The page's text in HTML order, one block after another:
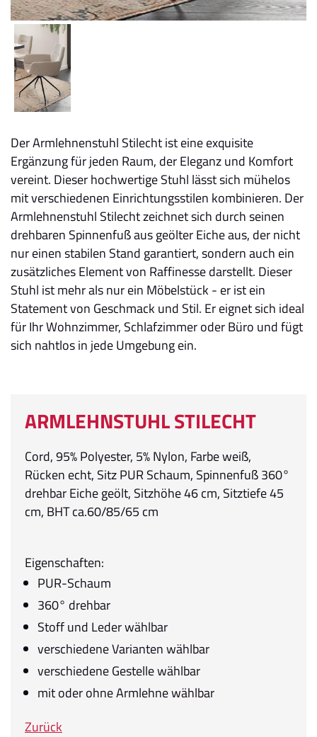
Der Armlehnenstuhl Stilecht ist eine exquisite
Ergänzung für jeden Raum, der Eleganz und Komfort
vereint. Dieser hochwertige Stuhl lässt sich mühelos
mit verschiedenen Einrichtungsstilen kombinieren. Der
Armlehnenstuhl Stilecht zeichnet sich durch seinen
drehbaren Spinnenfuß aus geölter Eiche aus, der nicht
nur einen stabilen Stand garantiert, sondern auch ein
zusätzliches Element von Raffinesse darstellt. Dieser
Stuhl ist mehr als nur ein Möbelstück - er ist ein
Statement von Geschmack und Stil. Er eignet sich ideal
für Ihr Wohnzimmer, Schlafzimmer oder Büro und fügt
sich nahtlos in jede Umgebung ein.
ARMLEHNSTUHL STILECHT
Cord, 95% Polyester, 5% Nylon, Farbe weiß,
Rücken echt, Sitz PUR Schaum, Spinnenfuß 360°
drehbar Eiche geölt, Sitzhöhe 46 cm, Sitztiefe 45
cm, BHT ca.60/85/65 cm
Eigenschaften:
PUR-Schaum
360° drehbar
Stoff und Leder wählbar
verschiedene Varianten wählbar
verschiedene Gestelle wählbar
mit oder ohne Armlehne wählbar
Zurück